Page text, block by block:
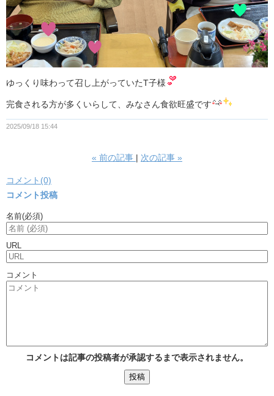
ゆっくり味わって召し上がっていたT子様
完食される方が多くいらして、みなさん食欲旺盛です
2025/09/18 15:44
« 前の記事 次の記事 »
コメント(0)
コメント投稿
名前(必須)
URL
コメント
コメントは記事の投稿者が承認するまで表示されません。